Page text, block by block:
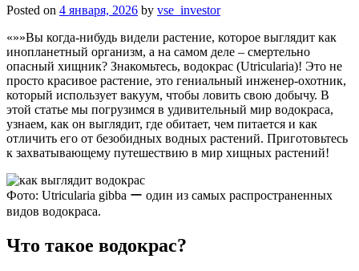
Posted on 4 января, 2026 by vse_investor
«»»Вы когда-нибудь видели растение, которое выглядит как
инопланетный организм, а на самом деле – смертельно
опасный хищник? Знакомьтесь, водокрас (Utricularia)! Это не
просто красивое растение, это гениальный инженер-охотник,
который использует вакуум, чтобы ловить свою добычу. В
этой статье мы погрузимся в удивительный мир водокраса,
узнаем, как он выглядит, где обитает, чем питается и как
отличить его от безобидных водных растений. Приготовьтесь
к захватывающему путешествию в мир хищных растений!
Фото: Utricularia gibba ー один из самых распространенных
видов водокраса.
Что такое водокрас?